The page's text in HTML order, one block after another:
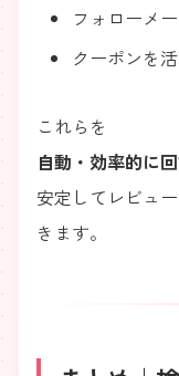
フォローメ
クーポンを
これらを
自動・効率的に
安定してレビュ
きます。